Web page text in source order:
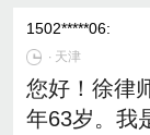
1502*****06:
∙ 天津
您好！徐律
年63岁。我